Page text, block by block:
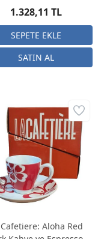
1.328,11 TL
Aloha Red